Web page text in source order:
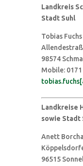
Landkreis
Stadt Suhl
Tobias Fuchs
98574
Mobile:
Landkreise
sowie Stadt
Anett
96515